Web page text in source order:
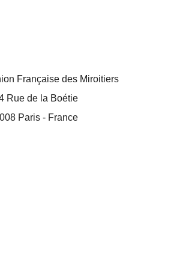
Française des Miroitiers
Rue de la Boétie
Paris - France